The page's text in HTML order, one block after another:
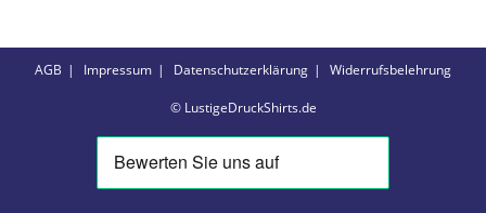
AGB Impressum Datenschutzerklärung Widerrufsbelehrung
© LustigeDruckShirts.de